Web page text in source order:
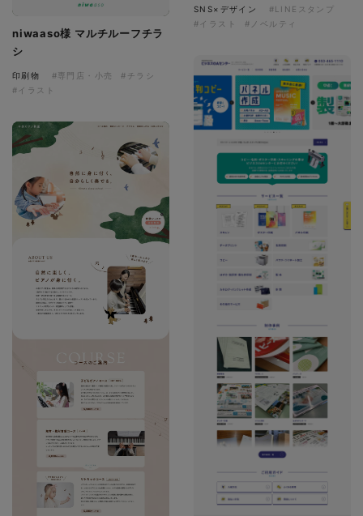
niwaaso様 マルチルーフチラ
シ
印刷物 #専門店・小売
#チラシ
#イラスト
SNS×デザイン
#LINEスタンプ
#イラスト
#ノベルティ